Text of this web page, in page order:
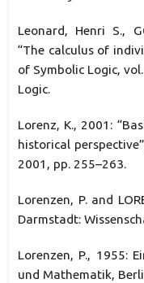
Leonard, Henri S.,
“The calculus of
of Symbolic Logic,
Logic.
Lorenz, K., 2001:
historical
2001, pp. 255–263.
Lorenzen, P. and
Darmstadt:
Lorenzen, P., 1955:
und Mathematik,